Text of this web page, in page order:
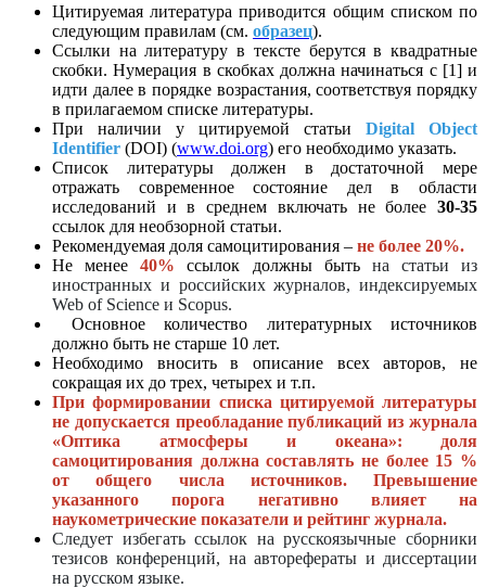
Цитируемая литература приводится общим списком по
следующим правилам (см. образец).
Ссылки на литературу в тексте берутся в квадратные
скобки. Нумерация в скобках должна начинаться с [1] и
идти далее в порядке возрастания, соответствуя порядку
в прилагаемом списке литературы.
При наличии у цитируемой статьи Digital
Object
Identifier (DOI) (www.doi.org) его необходимо указать.
Список литературы должен в достаточной мере
отражать современное состояние дел в области
исследований и в среднем включать не более 30-35
ссылок для необзорной статьи.
Рекомендуемая доля самоцитирования – не более 20%.
Не менее40% ссылок должны быть на статьи из
иностранных и российских журналов, индексируемых
Web of Science и Scopus.
Основное количество литературных источников
должно быть не старше 10 лет.
Необходимо вносить в описание всех авторов, не
сокращая их до трех, четырех и т.п.
При формировании списка цитируемой литературы
не допускается преобладание публикаций из журнала
«Оптика атмосферы и океана»: доля
самоцитирования должна составлять не более 15 %
от общего числа источников. Превышение
указанного порога негативно влияет на
наукометрические показатели и рейтинг журнала.
Следует избегать ссылок на русскоязычные сборники
тезисов конференций, на авторефераты и диссертации
на русском языке.